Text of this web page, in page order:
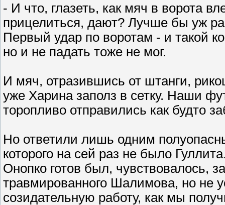
- И что, глазеть, как мяч в ворота
прицелиться, дают? Лучше бы уж
Первый удар по воротам - и такой
но и не падать тоже не мог.
И мяч, отразившись от штанги,
уже Харина заполз в сетку. Наши
торопливо отправились как будто
Но ответили лишь одним
которого на сей раз не было
Онопко готов был, чувствовалось,
травмированного Шалимова, но не
созидательную работу, как мы